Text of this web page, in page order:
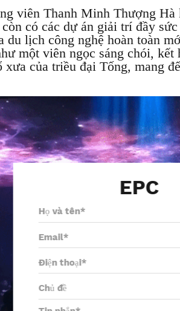
viên Thanh Minh Thượng
có các dự án giải trí đầy
du lịch công nghệ hoàn toàn
một viên ngọc sáng chói, kết
xưa của triều đại Tống, mang
EPC